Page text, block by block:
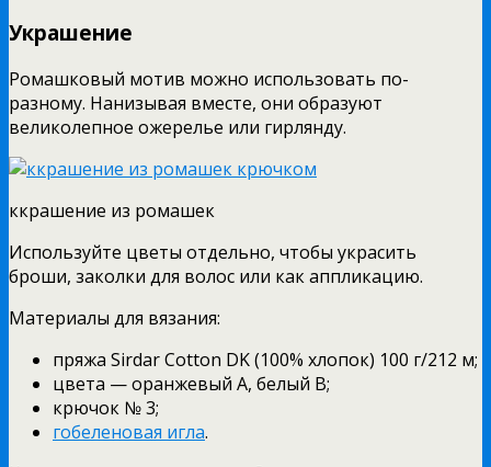
Украшение
Ромашковый мотив можно использовать по-
разному. Нанизывая вместе, они образуют
великолепное ожерелье или гирлянду.
ккрашение из ромашек
Используйте цветы отдельно, чтобы украсить
броши, заколки для волос или как аппликацию.
Материалы для вязания:
пряжа Sirdar Cotton DK (100% хлопок) 100 г/212 м;
цвета — оранжевый A, белый B;
крючок № 3;
гобеленовая игла.